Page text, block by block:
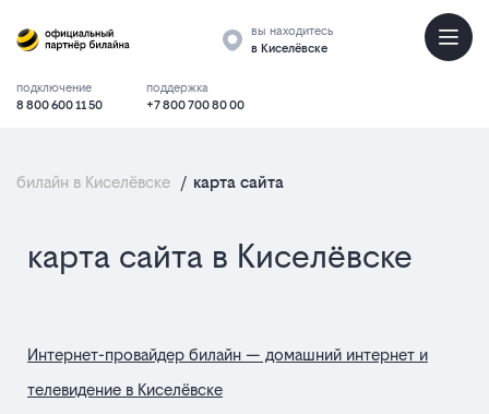
вы находитесь
в Киселёвске
подключение
8 800 600 11 50
поддержка
+7 800 700 80 00
билайн в Киселёвске / карта сайта
карта сайта в Киселёвске
список
страниц
Интернет-провайдер билайн — домашний интернет и
телевидение в Киселёвске